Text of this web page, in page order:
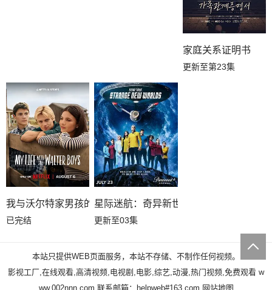
家庭关系证明书
更新至第23集
我与沃尔特家男孩的生活第三季
已完结
星际迷航：奇异新世界第四季
更新至03集
本站只提供WEB页面服务，本站不存储、不制作任何视频。
影视工厂,在线观看,高清视频,电视剧,电影,综艺,动漫,热门视频,免费观看 w
ww.002nnn.com 联系邮箱：helpweb#163.com 网站地图